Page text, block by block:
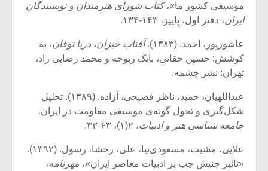
موسیقی کشور ما»،کتاب شورای هنرمندان و نویسندگان
ایران، دفتر اول، پاییز، ۱۴۳-۱۳۴.
عاشورپور، احمد. (۱۳۸۳). آفتاب خیزان، دریا توفان، به
کوشش: حسین حقانی، بابک ربوخه و محمد رضایی راد،
تهران: نشر چشمه.
عبداللهیان، حمید، ناظر فصیحی، آزاده. (۱۳۸۹). تحلیل
شکل‌گیری و تحول گونه‌ی موسیقی مقاومت در ایران.
جامعه شناسی هنر و ادبیات، ۲(۱)، ۶۳-۳۳.
علایی، مشیت، مسعودی‌نیا، علی، رخشا، رسول. (۱۳۹۲).
«تاثیر جنبش چپ بر ادبیات معاصر ایران»، مهرنامه،